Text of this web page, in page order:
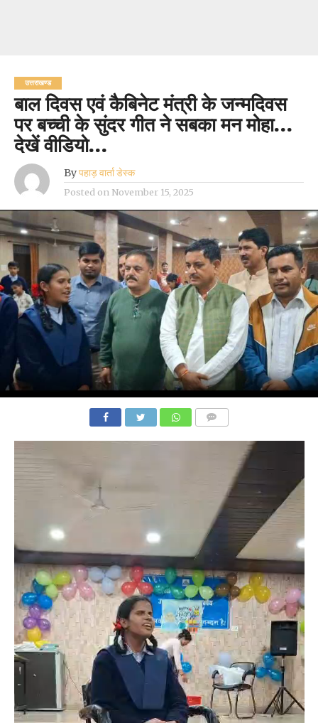
उत्तराखण्ड
बाल दिवस एवं कैबिनेट मंत्री के जन्मदिवस
पर बच्ची के सुंदर गीत ने सबका मन मोहा…
देखें वीडियो…
Byपहाड़ वार्ता डेस्क
Posted on November 15, 2025